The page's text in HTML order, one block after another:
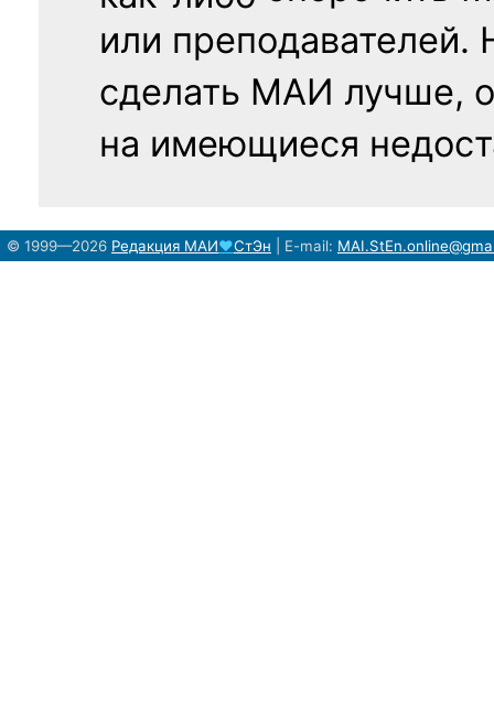
или
сделать МАИ лучше,
на имеющиеся
© 1999—2026 Редакция МАИ♥СтЭн E-mail: